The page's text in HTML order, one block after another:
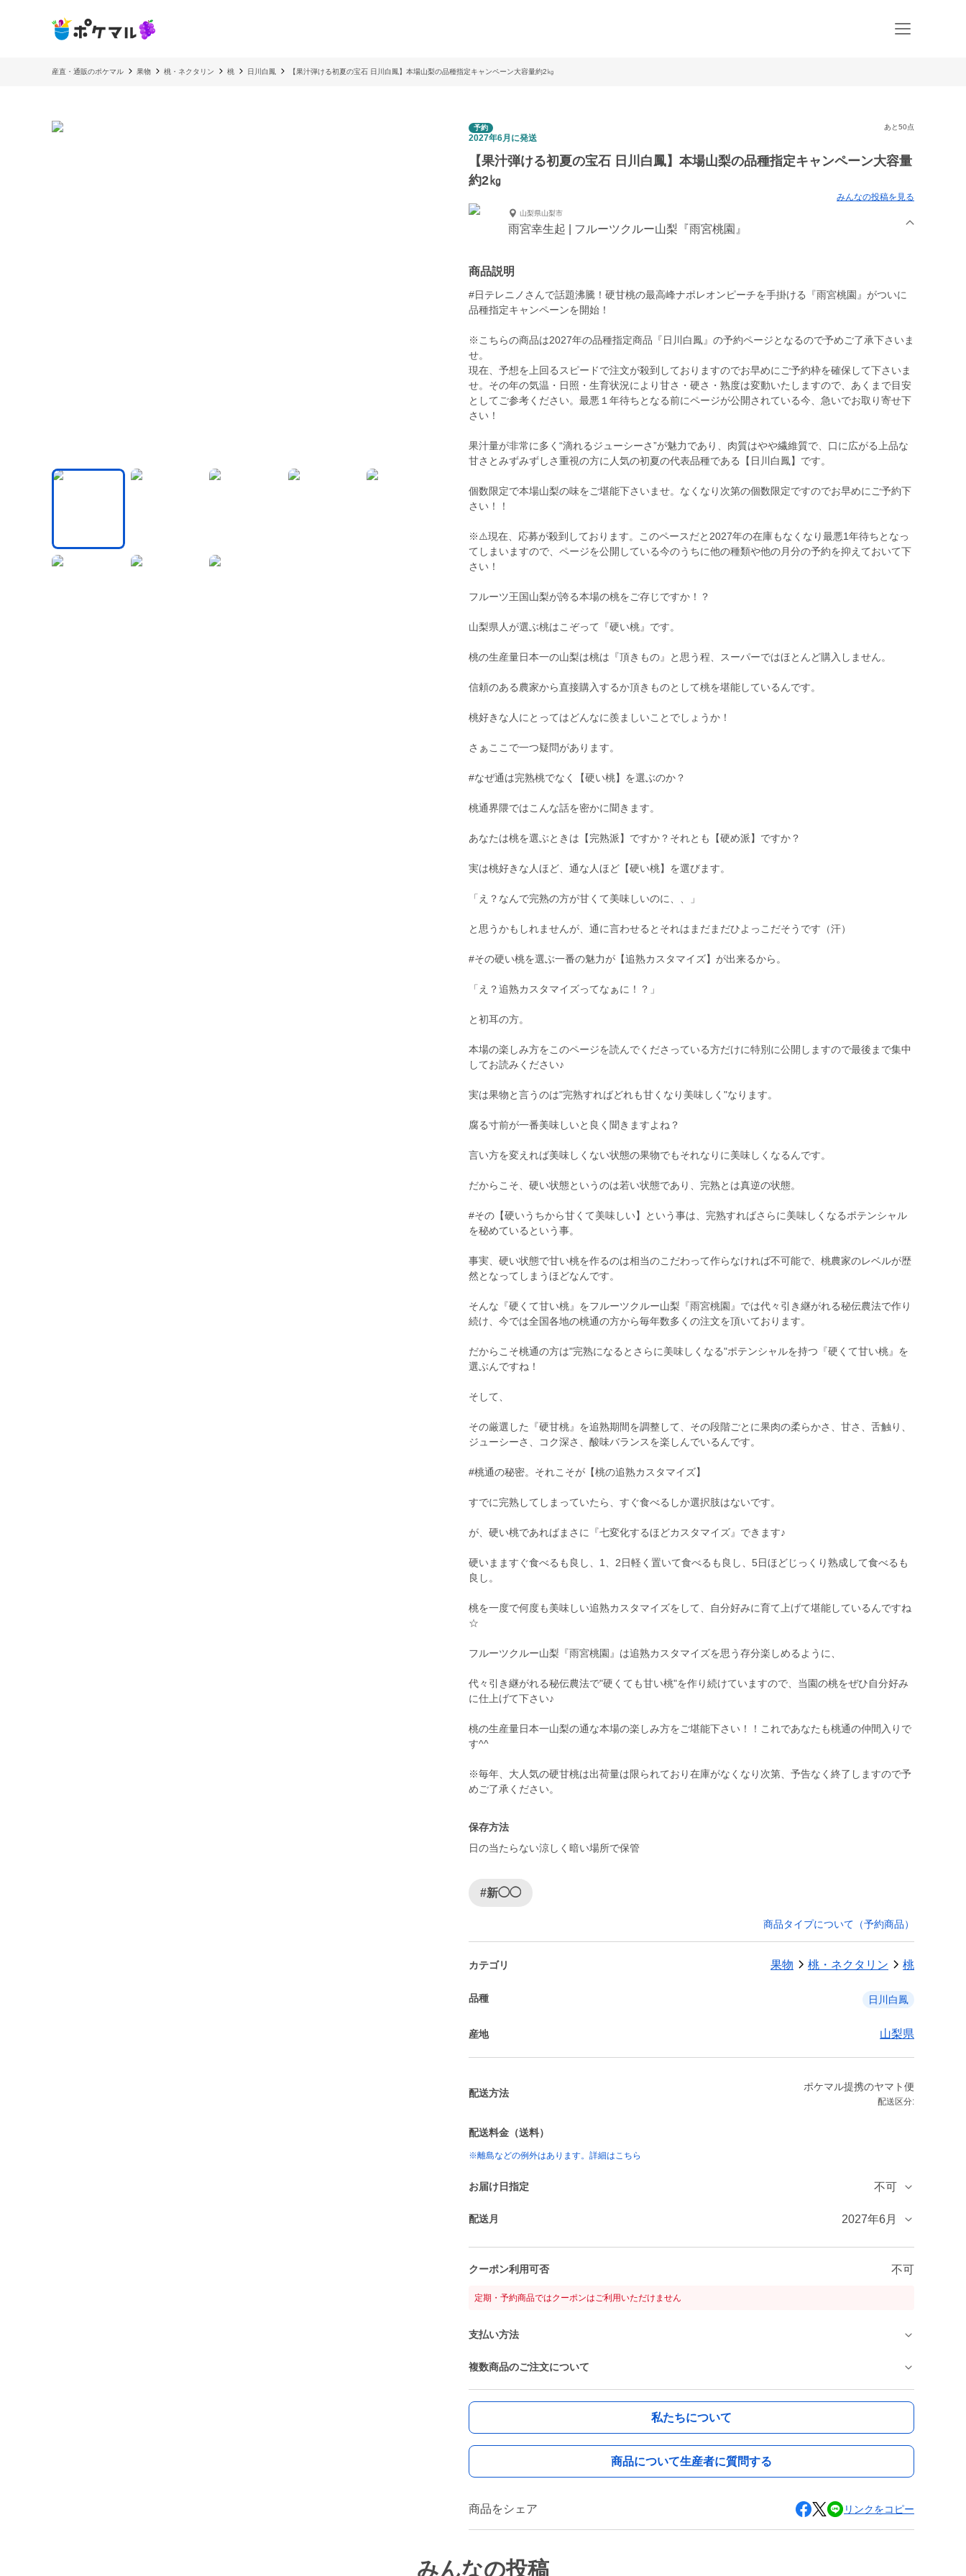
産直・通販のポケマル 果物 桃・ネクタリン 桃 日川白鳳 【果汁弾ける初夏の宝石 日川白鳳】本場山梨の品種指定キャンペーン大容量約2㎏
予約 あと50点
2027年6月に発送
【果汁弾ける初夏の宝石 日川白鳳】本場山梨の品種指定キャンペーン大容量
約2㎏
みんなの投稿を見る
山梨県山梨市
雨宮幸生起 | フルーツクルー山梨『雨宮桃園』
商品説明
#日テレニノさんで話題沸騰！硬甘桃の最高峰ナポレオンピーチを手掛ける『雨宮桃園』がついに
品種指定キャンペーンを開始！
※こちらの商品は2027年の品種指定商品『日川白鳳』の予約ページとなるので予めご了承下さいま
せ。
現在、予想を上回るスピードで注文が殺到しておりますのでお早めにご予約枠を確保して下さいま
せ。その年の気温・日照・生育状況により甘さ・硬さ・熟度は変動いたしますので、あくまで目安
としてご参考ください。最悪１年待ちとなる前にページが公開されている今、急いでお取り寄せ下
さい！
果汁量が非常に多く“滴れるジューシーさ”が魅力であり、肉質はやや繊維質で、口に広がる上品な
甘さとみずみずしさ重視の方に人気の初夏の代表品種である【日川白鳳】です。
個数限定で本場山梨の味をご堪能下さいませ。なくなり次第の個数限定ですのでお早めにご予約下
さい！！
※⚠️現在、応募が殺到しております。このペースだと2027年の在庫もなくなり最悪1年待ちとなっ
てしまいますので、ページを公開している今のうちに他の種類や他の月分の予約を抑えておいて下
さい！
フルーツ王国山梨が誇る本場の桃をご存じですか！？
山梨県人が選ぶ桃はこぞって『硬い桃』です。
桃の生産量日本一の山梨は桃は『頂きもの』と思う程、スーパーではほとんど購入しません。
信頼のある農家から直接購入するか頂きものとして桃を堪能しているんです。
桃好きな人にとってはどんなに羨ましいことでしょうか！
さぁここで一つ疑問があります。
#なぜ通は完熟桃でなく【硬い桃】を選ぶのか？
桃通界隈ではこんな話を密かに聞きます。
あなたは桃を選ぶときは【完熟派】ですか？それとも【硬め派】ですか？
実は桃好きな人ほど、通な人ほど【硬い桃】を選びます。
「え？なんで完熟の方が甘くて美味しいのに、、」
と思うかもしれませんが、通に言わせるとそれはまだまだひよっこだそうです（汗）
#その硬い桃を選ぶ一番の魅力が【追熟カスタマイズ】が出来るから。
「え？追熟カスタマイズってなぁに！？」
と初耳の方。
本場の楽しみ方をこのページを読んでくださっている方だけに特別に公開しますので最後まで集中
してお読みください♪
実は果物と言うのは"完熟すればどれも甘くなり美味しく"なります。
腐る寸前が一番美味しいと良く聞きますよね？
言い方を変えれば美味しくない状態の果物でもそれなりに美味しくなるんです。
だからこそ、硬い状態というのは若い状態であり、完熟とは真逆の状態。
#その【硬いうちから甘くて美味しい】という事は、完熟すればさらに美味しくなるポテンシャル
を秘めているという事。
事実、硬い状態で甘い桃を作るのは相当のこだわって作らなければ不可能で、桃農家のレベルが歴
然となってしまうほどなんです。
そんな『硬くて甘い桃』をフルーツクルー山梨『雨宮桃園』では代々引き継がれる秘伝農法で作り
続け、今では全国各地の桃通の方から毎年数多くの注文を頂いております。
だからこそ桃通の方は"完熟になるとさらに美味しくなる"ポテンシャルを持つ『硬くて甘い桃』を
選ぶんですね！
そして、
その厳選した『硬甘桃』を追熟期間を調整して、その段階ごとに果肉の柔らかさ、甘さ、舌触り、
ジューシーさ、コク深さ、酸味バランスを楽しんでいるんです。
#桃通の秘密。それこそが【桃の追熟カスタマイズ】
すでに完熟してしまっていたら、すぐ食べるしか選択肢はないです。
が、硬い桃であればまさに『七変化するほどカスタマイズ』できます♪
硬いまますぐ食べるも良し、1、2日軽く置いて食べるも良し、5日ほどじっくり熟成して食べるも
良し。
桃を一度で何度も美味しい追熟カスタマイズをして、自分好みに育て上げて堪能しているんですね
☆
フルーツクルー山梨『雨宮桃園』は追熟カスタマイズを思う存分楽しめるように、
代々引き継がれる秘伝農法で"硬くても甘い桃"を作り続けていますので、当園の桃をぜひ自分好み
に仕上げて下さい♪
桃の生産量日本一山梨の通な本場の楽しみ方をご堪能下さい！！これであなたも桃通の仲間入りで
す^^
※毎年、大人気の硬甘桃は出荷量は限られており在庫がなくなり次第、予告なく終了しますので予
めご了承ください。
保存方法
日の当たらない涼しく暗い場所で保管
#新◯◯
商品タイプについて（予約商品）
カテゴリ 果物 桃・ネクタリン 桃
品種 日川白鳳
産地 山梨県
配送方法
ポケマル提携のヤマト便
配送区分:
配送料金（送料）
※離島などの例外はあります。詳細はこちら
お届け日指定 不可
配送月 2027年6月
クーポン利用可否 不可
定期・予約商品ではクーポンはご利用いただけません
支払い方法
複数商品のご注文について
私たちについて
商品について生産者に質問する
商品をシェア リンクをコピー
みんなの投稿